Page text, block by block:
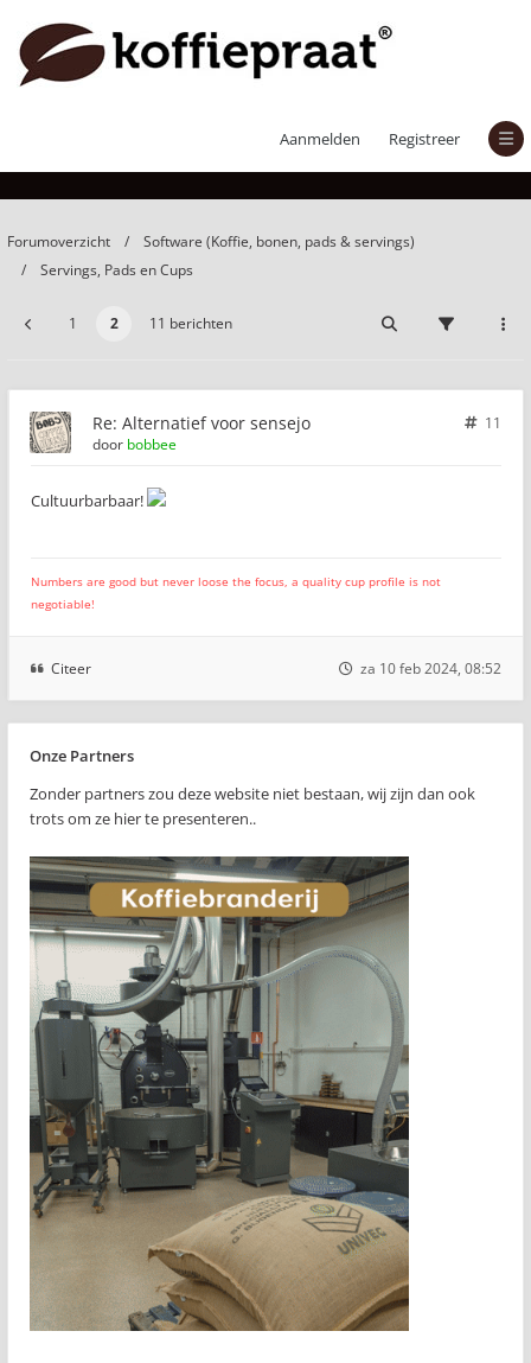
Aanmelden Registreer
Alternatief voor sensejo
Forumoverzicht
Software (Koffie, bonen, pads & servings)
Servings, Pads en Cups
1 2 11 berichten
Re: Alternatief voor sensejo
11
door bobbee
Cultuurbarbaar!
Numbers are good but never loose the focus, a quality cup profile is not
negotiable!
Citeer za 10 feb 2024, 08:52
Onze Partners
Zonder partners zou deze website niet bestaan, wij zijn dan ook
trots om ze hier te presenteren..